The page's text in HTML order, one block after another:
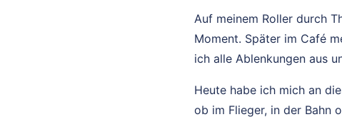
Auf meinem Roller durch
Moment. Später im Café
ich alle Ablenkungen aus
Heute habe ich mich an
ob im Flieger, in der Bahn